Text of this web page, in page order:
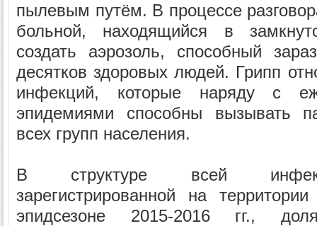
пылевым путём. В процессе
больной, находящийся в
создать аэрозоль, способный
десятков здоровых людей. Грипп
инфекций, которые наряду с
эпидемиями способны вызывать
всех групп населения.
В структуре всей
зарегистрированной на
эпидсезоне 2015-2016 гг.,